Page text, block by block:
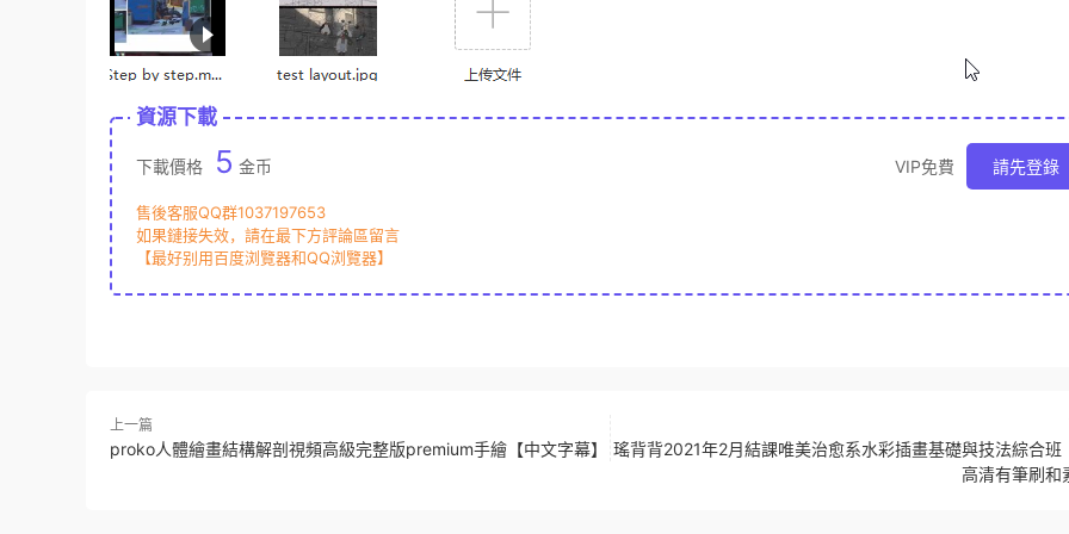
資源下載
下載價格 5 金币 VIP免費 請先登錄
售後客服QQ群1037197653
如果鏈接失效，請在最下方評論區留言
【最好别用百度浏覽器和QQ浏覽器】
上一篇
proko人體繪畫結構解剖視頻高級完整版premium手繪【中文字幕】
瑤背背2021年2月結課唯美治愈系水彩插畫基礎與技法綜合班
高清有筆刷和